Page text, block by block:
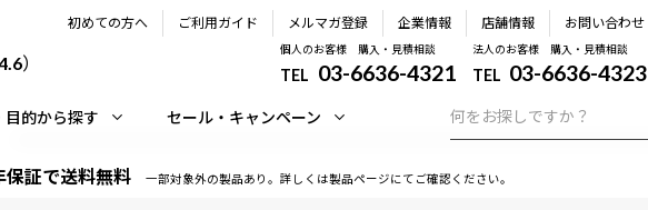
）
初めての方へ ご利用ガイド メルマガ登録 企業情報 店舗情報 お問い合わせ
個人のお客様 購入・見積相談
TEL 03-6636-4321
法人のお客様 購入・見積相談
TEL 03-6636-4323
目的から探す セール・キャンペーン
保証で送料無料 一部対象外の製品あり。詳しくは製品ページにてご確認ください。